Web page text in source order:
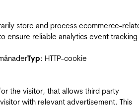
store and process ecommerce-
ensure reliable analytics event tracking
Typ: HTTP-cookie
the visitor, that allows third party
with relevant advertisement. This